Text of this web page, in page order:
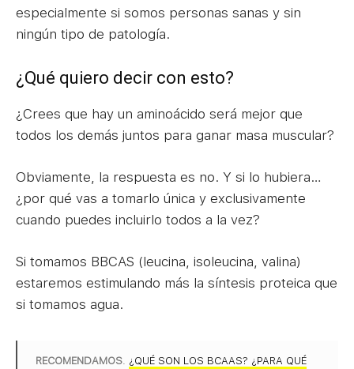
especialmente si somos personas sanas y sin
ningún tipo de patología.
¿Qué quiero decir con esto?
¿Crees que hay un aminoácido será mejor que
todos los demás juntos para ganar masa muscular?
Obviamente, la respuesta es no. Y si lo hubiera…
¿por qué vas a tomarlo única y exclusivamente
cuando puedes incluirlo todos a la vez?
Si tomamos BBCAS (leucina, isoleucina, valina)
estaremos estimulando más la síntesis proteica que
si tomamos agua.
RECOMENDAMOS ¿QUÉ SON LOS BCAAS? ¿PARA QUÉ